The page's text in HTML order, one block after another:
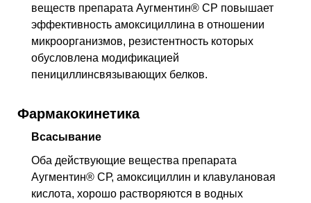
веществ препарата Аугментин® СР повышает
эффективность амоксициллина в отношении
микроорганизмов, резистентность которых
обусловлена модификацией
пенициллинсвязывающих белков.
Фармакокинетика
Всасывание
Оба действующие вещества препарата
Аугментин® СР, амоксициллин и клавулановая
кислота, хорошо растворяются в водных